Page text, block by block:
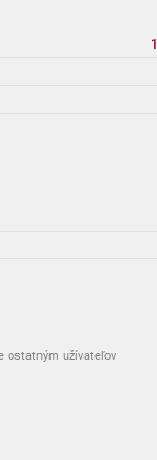
ostatným užívateľov